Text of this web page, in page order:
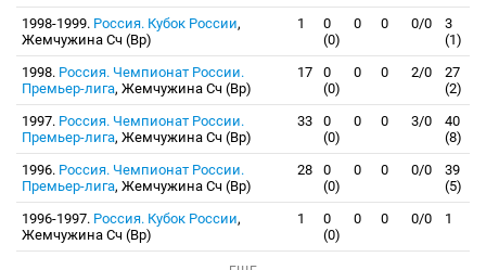
1998-1999. Россия. Кубок России,
Жемчужина Сч (Вр)
1
0
(0)
0 0 0/0
3
(1)
1998. Россия. Чемпионат России.
Премьер-лига, Жемчужина Сч (Вр)
17
0
(0)
0 0 2/0
27
(2)
1997. Россия. Чемпионат России.
Премьер-лига, Жемчужина Сч (Вр)
33
0
(0)
0 0 3/0
40
(8)
1996. Россия. Чемпионат России.
Премьер-лига, Жемчужина Сч (Вр)
28
0
(0)
0 0 0/0
39
(5)
1996-1997. Россия. Кубок России,
Жемчужина Сч (Вр)
1
0
(0)
0 0 0/0 1